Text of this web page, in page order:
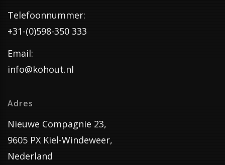
Telefoonnummer:
+31-(0)598-350 333
Email:
info@kohout.nl
Adres
Nieuwe Compagnie 23,
9605 PX Kiel-Windeweer,
Nederland